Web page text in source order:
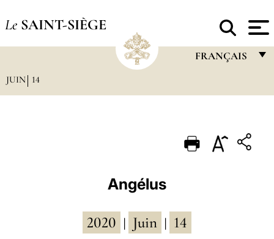
Le SAINT-SIÈGE
FRANÇAIS
PORTUGUÊS
JUIN 14
Angélus
2020 Juin 14